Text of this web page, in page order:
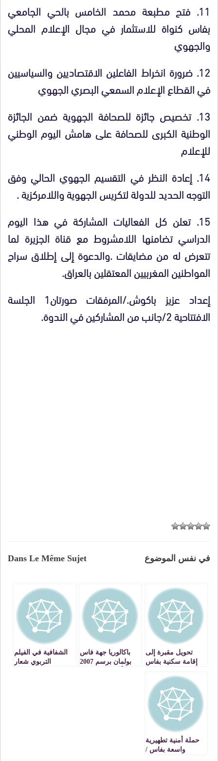
11. فتح مطبعة محمد الخامس بالحي الجامعي
بفاس كنواة للاستثمار في مجال الإعلام المحلي
والجهوي
12. ضرورة انخراط الفاعلين الاقتصاديين والسياسيين
في القطاع الإعلام السمعي البصري الجهوي
13. تخصيص جائزة للصحافة الجهوية ضمن الجائزة
الوطنية الكبرى للصحافة على هامش اليوم الوطني
للإعلام
14. إعادة النظر في التقسيم الجهوي الحالي وفق
التوجه الحديد للدولة لتكريس الجهوية واللامركزية .
15. تعلن كل الفعاليات المشاركة في هذا اليوم
الدراسي تضامنها اللامشروط مع قناة الجزيرة لما
تتعرض له من مضايقات .والدعوة إلى إطلاق سراح
المواطنين المغربيين المعتقلين بالعراق.
إعداد عزيز باكوش./المرفقات صورتان1 الجلسة
الافتتاحية 2/جانب من المشاركين في الندوة.
Dans Le Même Sujet في نفس الموضوع
تحويل مقبرة إلى
إقامة سكنية بفاس
باكالوريا جهة فاس
بولمان برسم 2007
الشفافية في الفيلم
التربوي شعار
حملة أمنية تطهيرية
واسعة بفاس /